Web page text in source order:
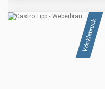
Vöcklabruck